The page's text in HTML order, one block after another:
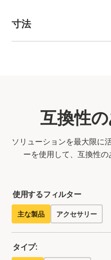
寸法
互換性
ソリューションを最大限に
ーを使用して、互換性の
使用するフィルター
主な製品 アクセサリー
タイプ: